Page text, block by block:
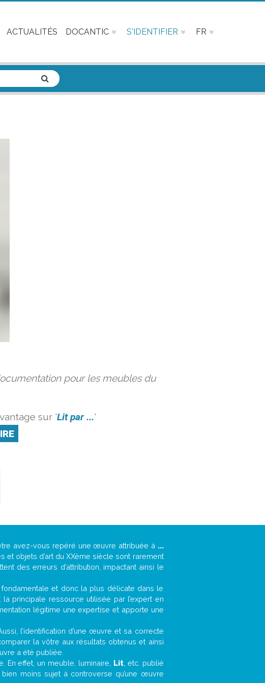
ACTUALITÉS DOCANTIC S'IDENTIFIER FR
pour les meubles du
sur 'Lit par ...'
avez-vous repéré une œuvre attribuée à ...
et objets d’art du XXème siècle sont rarement
des erreurs d’attribution, impactant ainsi le
fondamentale et donc la plus délicate dans le
principale ressource utilisée par l’expert en
légitime une expertise et apporte une
l’identification d’une œuvre et sa correcte
la vôtre aux résultats obtenus et ainsi
a été publiée.
En effet, un meuble, luminaire, Lit, etc. publié
moins sujet à controverse qu’une œuvre